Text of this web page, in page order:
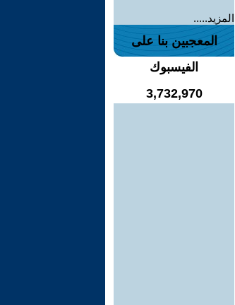
المزيد.....
المعجبين بنا على
الفيسبوك
3,732,970